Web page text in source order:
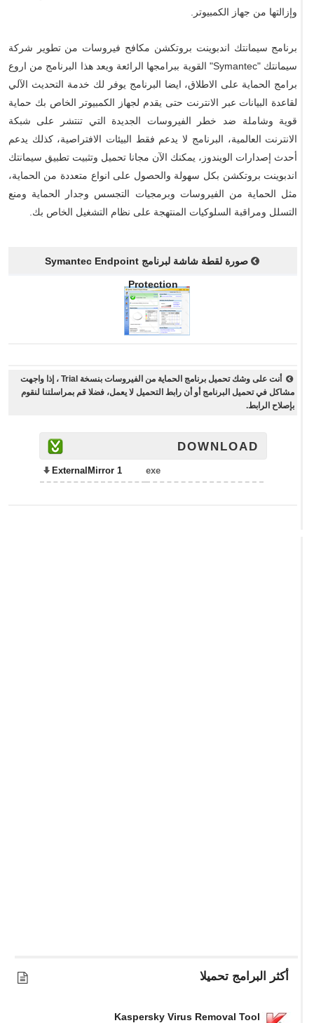
وإزالتها من جهاز الكمبيوتر.
برنامج سيمانتك اندبوينت بروتكشن مكافح فيروسات من تطوير شركة
سيمانتك "Symantec" القوية ببرامجها الرائعة ويعد هذا البرنامج من اروع
برامج الحماية على الاطلاق، ايضا البرنامج يوفر لك خدمة التحديث الآلي
لقاعدة البيانات عبر الانترنت حتى يقدم لجهاز الكمبيوتر الخاص بك حماية
قوية وشاملة ضد خطر الفيروسات الجديدة التي تنتشر على شبكة
الانترنت العالمية، البرنامج لا يدعم فقط البيئات الافتراصية، كذلك يدعم
أحدث إصدارات الويندوز، يمكنك الآن مجانا تحميل وتثبيت تطبيق سيمانتك
اندبوينت بروتكشن بكل سهولة والحصول على انواع متعددة من الحماية،
مثل الحماية من الفيروسات وبرمجيات التجسس وجدار الحماية ومنع
التسلل ومراقبة السلوكيات المنتهجة على نظام التشغيل الخاص بك.
صورة لقطة شاشة لبرنامج Symantec Endpoint
Protection
أنت على وشك تحميل برنامج الحماية من الفيروسات بنسخة Trial ، إذا واجهت
مشاكل في تحميل البرنامج أو أن رابط التحميل لا يعمل، فضلا قم بمراسلتنا لنقوم
بإصلاح الرابط.
DOWNLOAD
exe
ExternalMirror 1
أكثر البرامج تحميلا
Kaspersky Virus Removal Tool